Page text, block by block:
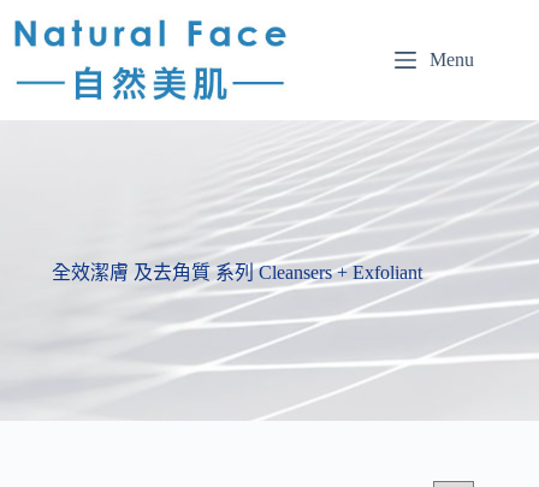
Menu
全效潔膚 及去角質 系列 Cleansers + Exfoliant